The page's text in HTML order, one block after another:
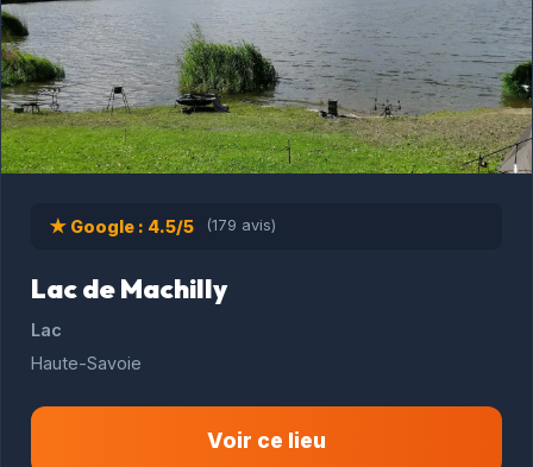
★ Google : 4.5/5 (179 avis)
Lac de Machilly
Lac
Haute-Savoie
Voir ce lieu